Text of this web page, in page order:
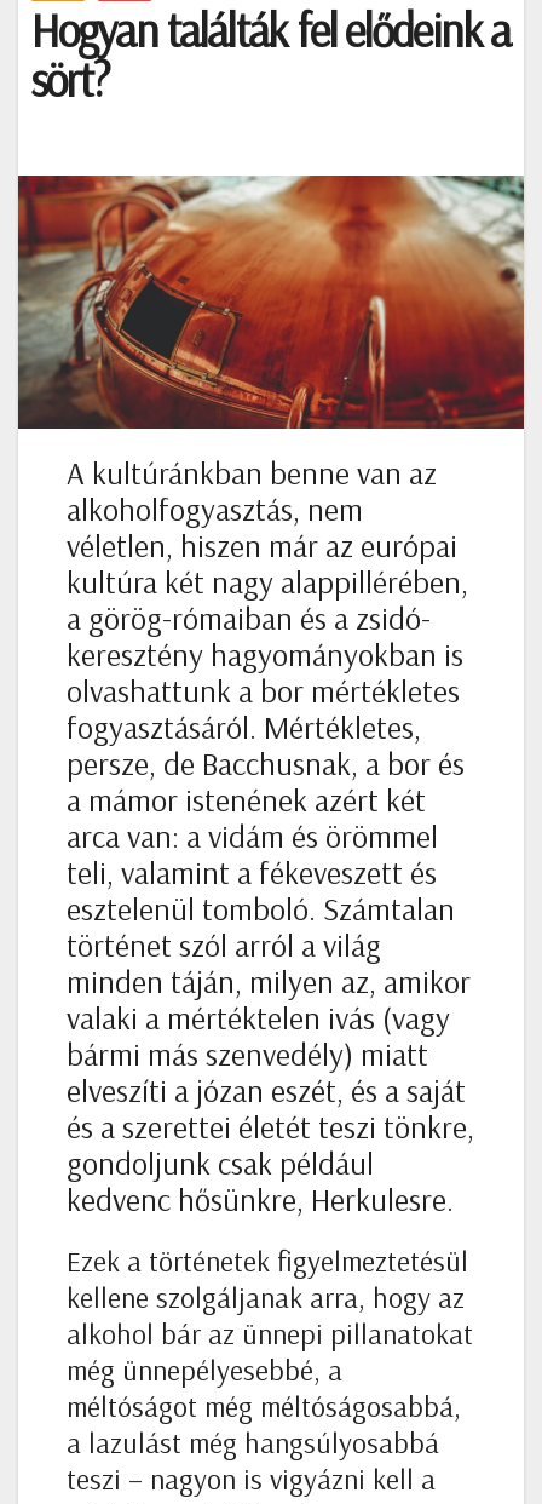
​​Hogyan találták fel elődeink a
sört?
A kultúránkban benne van az
alkoholfogyasztás, nem
véletlen, hiszen már az európai
kultúra két nagy alappillérében,
a görög-rómaiban és a zsidó-
keresztény hagyományokban is
olvashattunk a bor mértékletes
fogyasztásáról. Mértékletes,
persze, de Bacchusnak, a bor és
a mámor istenének azért két
arca van: a vidám és örömmel
teli, valamint a fékeveszett és
esztelenül tomboló. Számtalan
történet szól arról a világ
minden táján, milyen az, amikor
valaki a mértéktelen ivás (vagy
bármi más szenvedély) miatt
elveszíti a józan eszét, és a saját
és a szerettei életét teszi tönkre,
gondoljunk csak például
kedvenc hősünkre, Herkulesre.
Ezek a történetek figyelmeztetésül
kellene szolgáljanak arra, hogy az
alkohol bár az ünnepi pillanatokat
még ünnepélyesebbé, a
méltóságot még méltóságosabbá,
a lazulást még hangsúlyosabbá
teszi – nagyon is vigyázni kell a